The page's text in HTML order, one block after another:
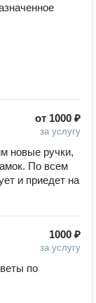
от 1000 ₽
за услугу
новые ручки,
По всем
и приедет на
1000 ₽
за услугу
по